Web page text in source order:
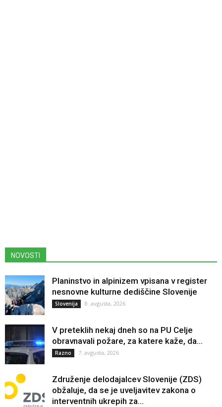
NOVOSTI
Planinstvo in alpinizem vpisana v register
nesnovne kulturne dediščine Slovenije
Slovenija 8. avgusta, 2026
V preteklih nekaj dneh so na PU Celje
obravnavali požare, za katere kaže, da...
Razno 7. avgusta, 2026
Združenje delodajalcev Slovenije (ZDS)
obžaluje, da se je uveljavitev zakona o
interventnih ukrepih za...